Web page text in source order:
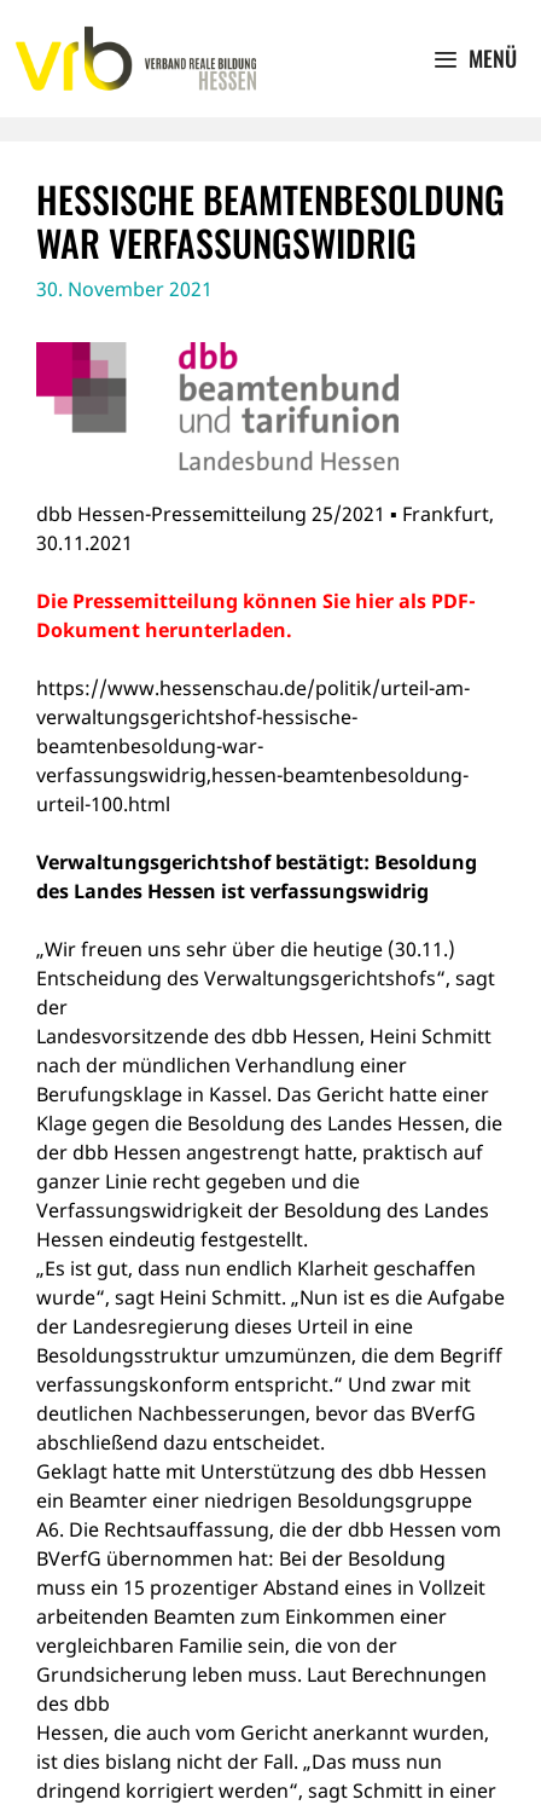
Inhalt
springen
MENÜ
HESSISCHE BEAMTENBESOLDUNG
WAR VERFASSUNGSWIDRIG
30. November 2021
dbb Hessen-Pressemitteilung 25/2021 ▪ Frankfurt,
30.11.2021
Die Pressemitteilung können Sie hier als PDF-
Dokument herunterladen.
https://www.hessenschau.de/politik/urteil-am-
verwaltungsgerichtshof-hessische-
beamtenbesoldung-war-
verfassungswidrig,hessen-beamtenbesoldung-
urteil-100.html
Verwaltungsgerichtshof bestätigt: Besoldung
des Landes Hessen ist verfassungswidrig
„Wir freuen uns sehr über die heutige (30.11.)
Entscheidung des Verwaltungsgerichtshofs“, sagt
der
Landesvorsitzende des dbb Hessen, Heini Schmitt
nach der mündlichen Verhandlung einer
Berufungsklage in Kassel. Das Gericht hatte einer
Klage gegen die Besoldung des Landes Hessen, die
der dbb Hessen angestrengt hatte, praktisch auf
ganzer Linie recht gegeben und die
Verfassungswidrigkeit der Besoldung des Landes
Hessen eindeutig festgestellt.
„Es ist gut, dass nun endlich Klarheit geschaffen
wurde“, sagt Heini Schmitt. „Nun ist es die Aufgabe
der Landesregierung dieses Urteil in eine
Besoldungsstruktur umzumünzen, die dem Begriff
verfassungskonform entspricht.“ Und zwar mit
deutlichen Nachbesserungen, bevor das BVerfG
abschließend dazu entscheidet.
Geklagt hatte mit Unterstützung des dbb Hessen
ein Beamter einer niedrigen Besoldungsgruppe
A6. Die Rechtsauffassung, die der dbb Hessen vom
BVerfG übernommen hat: Bei der Besoldung
muss ein 15 prozentiger Abstand eines in Vollzeit
arbeitenden Beamten zum Einkommen einer
vergleichbaren Familie sein, die von der
Grundsicherung leben muss. Laut Berechnungen
des dbb
Hessen, die auch vom Gericht anerkannt wurden,
ist dies bislang nicht der Fall. „Das muss nun
dringend korrigiert werden“, sagt Schmitt in einer